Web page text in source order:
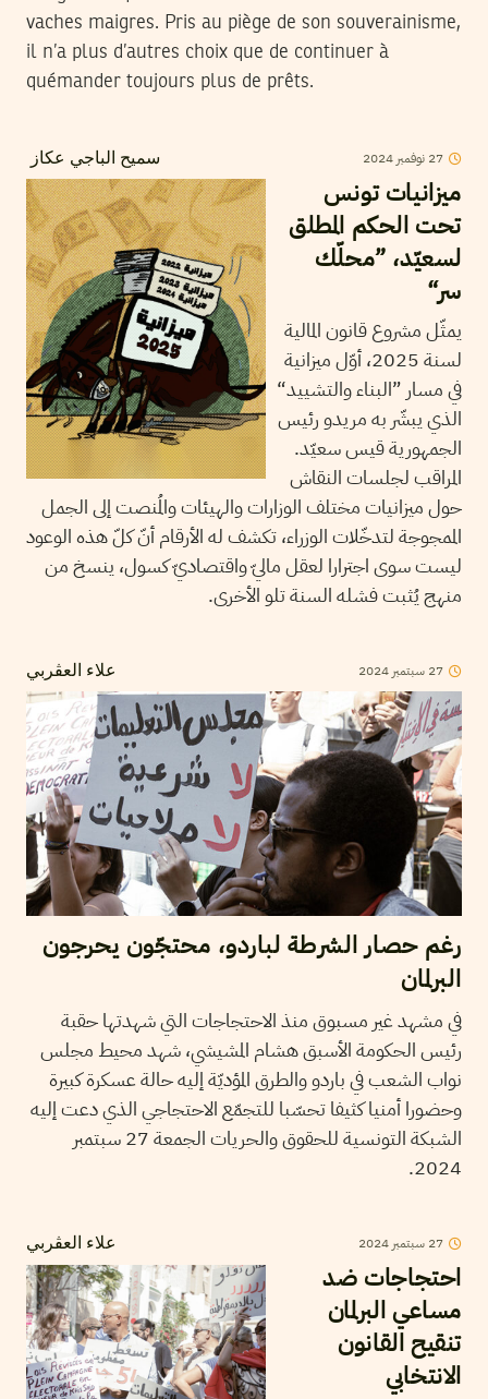
vaches maigres. Pris au piège de son souverainisme,
il n’a plus d’autres choix que de continuer à
quémander toujours plus de prêts.
سميح الباجي عكاز 27 نوفمبر 2024
ميزانيات تونس
تحت الحكم المطلق
لسعيّد، ”محلّك
سر“
يمثّل مشروع قانون المالية
لسنة 2025، أوّل ميزانية
في مسار ”البناء والتشييد“
الذي يبشّر به مريدو رئيس
الجمهورية قيس سعيّد.
المراقب لجلسات النقاش
حول ميزانيات مختلف الوزارات والهيئات والمُنصت إلى الجمل
الممجوجة لتدخّلات الوزراء، تكشف له الأرقام أنّ كلّ هذه الوعود
ليست سوى اجترارا لعقل ماليّ واقتصاديّ كسول، ينسخ من
منهج يُثبت فشله السنة تلو الأخرى.
علاء العڤربي 27 سبتمبر 2024
رغم حصار الشرطة لباردو، محتجّون يحرجون
البرلمان
في مشهد غير مسبوق منذ الاحتجاجات التي شهدتها حقبة
رئيس الحكومة الأسبق هشام المشيشي، شهد محيط مجلس
نواب الشعب في باردو والطرق المؤديّة إليه حالة عسكرة كبيرة
وحضورا أمنيا كثيفا تحسّبا للتجمّع الاحتجاجي الذي دعت إليه
الشبكة التونسية للحقوق والحريات الجمعة 27 سبتمبر
2024.
علاء العڤربي 27 سبتمبر 2024
احتجاجات ضد
مساعي البرلمان
تنقيح القانون
الانتخابي